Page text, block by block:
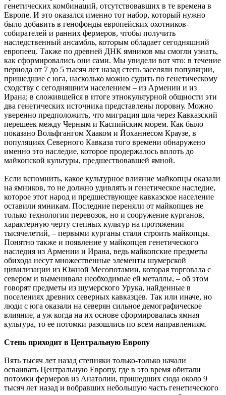
генетических комбинаций, отсутствовавших в те времена в
Европе. И это оказался именно тот набор, который нужно
было добавить в генофонды европейских охотников-
собирателей и ранних фермеров, чтобы получить
наследственный ансамбль, которым обладает сегодняшний
европеец. Также по древней ДНК ямников мы смогли узнать,
как сформировались они сами. Мы увидели вот что: в течение
периода от 7 до 5 тысяч лет назад степь заселяли популяции,
пришедшие с юга, насколько можно судить по генетическому
сходству с сегодняшним населением – из Армении и из
Ирана; в сложившейся в итоге этнокультурной общности эти
два генетических источника представлены поровну. Можно
уверенно предположить, что миграция шла через Кавказский
перешеек между Черным и Каспийским морем. Как было
показано Вольфгангом Хааком и Йоханнесом Краузе, в
популяциях Северного Кавказа того времени обнаружено
именно это наследие, которое продержалось вплоть до
майкопской культуры, предшествовавшей ямной.
Если вспомнить, какое культурное влияние майкопцы оказали
на ямников, то не должно удивлять и генетическое наследие,
которое этот народ и предшествующее кавказское население
оставили ямникам. Последние переняли от майкопцев не
только технологии перевозок, но и сооружение курганов,
характерную черту степных культур на протяжении
тысячелетий, – первыми курганы стали строить майкопцы.
Понятно также и появление у майкопцев генетического
наследия из Армении и Ирана, ведь майкопские предметы
обихода несут множественные элементы шумерской
цивилизации из Южной Месопотамии, которая торговала с
севером и выменивала необходимые ей металлы, – об этом
говорят предметы из шумерского Урука, найденные в
поселениях древних северных кавказцев. Так или иначе, но
люди с юга оказали на северян сильное демографическое
влияние, а уж когда на их основе сформировалась ямная
культура, то ее потомки разошлись по всем направлениям.
Степь приходит в Центральную Европу
Пять тысяч лет назад степняки только-только начали
осваивать Центральную Европу, где в это время обитали
потомки фермеров из Анатолии, пришедших сюда около 9
тысяч лет назад и вобравших небольшую часть генетического